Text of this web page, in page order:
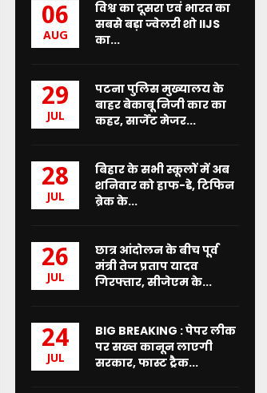
06
AUG
विश्व का दूसरा एवं भारत का
सबसे बड़ा ज्वेलरी शो IIJS
का...
29
JUL
पटना पुलिस मुख्यालय के
बाहर बेकाबू निजी कार का
कहर, सार्जेंट मेजर...
28
JUL
बिहार के सभी स्कूलों में अब
शनिवार को हाफ-डे, टिफिन
ब्रेक के...
26
JUL
छात्र आंदोलन के बीच पूर्व
मंत्री तेज प्रताप यादव
गिरफ्तार, सीजेएम के...
24
JUL
BIG BREAKING : पेपर लीक
पर सख्त कानून लाएगी
सरकार, फास्ट ट्रैक...